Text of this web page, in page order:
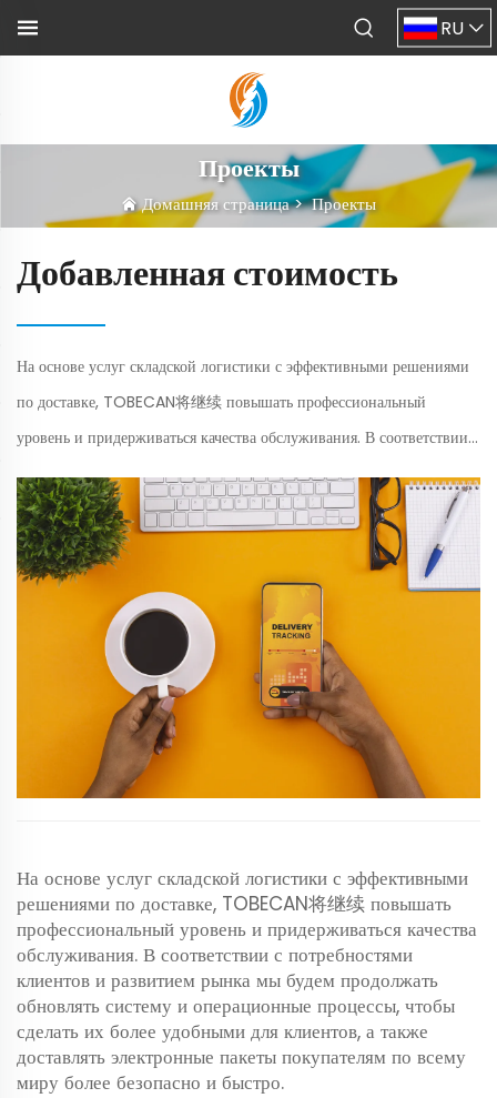
RU
Проекты
Домашняя страница>Проекты
Добавленная стоимость
На основе услуг складской логистики с эффективными решениями
по доставке, TOBECAN将继续 повышать профессиональный
уровень и придерживаться качества обслуживания. В соответствии с
потребностями клиентов и развитием рынка мы будем...
На основе услуг складской логистики с эффективными
решениями по доставке, TOBECAN将继续 повышать
профессиональный уровень и придерживаться качества
обслуживания. В соответствии с потребностями
клиентов и развитием рынка мы будем продолжать
обновлять систему и операционные процессы, чтобы
сделать их более удобными для клиентов, а также
доставлять электронные пакеты покупателям по всему
миру более безопасно и быстро.